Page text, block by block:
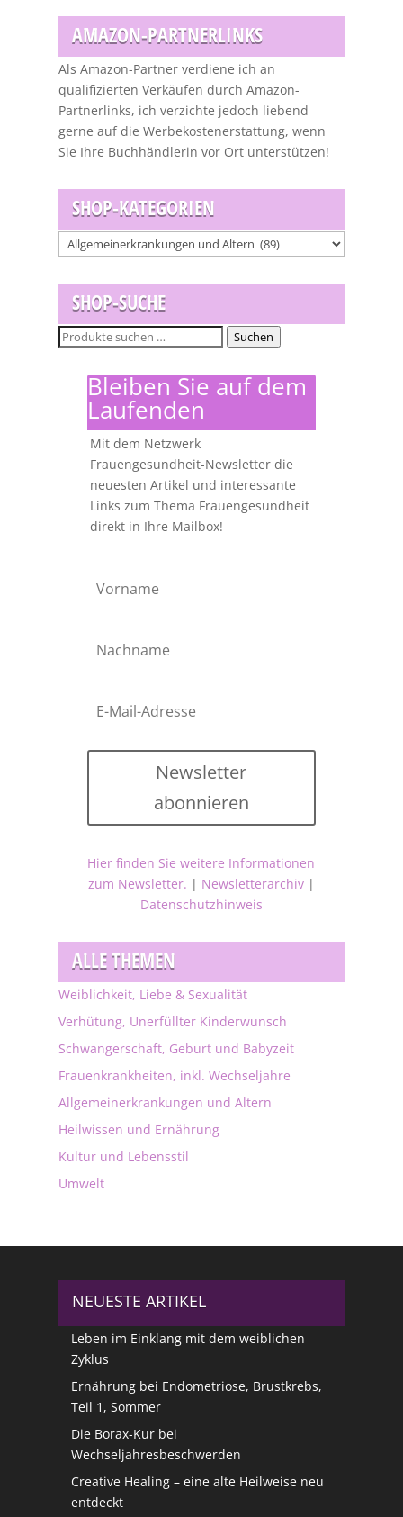
AMAZON-PARTNERLINKS
Als Amazon-Partner verdiene ich an
qualifizierten Verkäufen durch Amazon-
Partnerlinks, ich verzichte jedoch liebend
gerne auf die Werbekostenerstattung, wenn
Sie Ihre Buchhändlerin vor Ort unterstützen!
SHOP-KATEGORIEN
SHOP-SUCHE
Suchen
Suchen
Bleiben Sie auf dem
Laufenden
Mit dem Netzwerk
Frauengesundheit-Newsletter die
neuesten Artikel und interessante
Links zum Thema Frauengesundheit
direkt in Ihre Mailbox!
Newsletter
abonnieren
Hier finden Sie weitere Informationen
zum Newsletter. | Newsletterarchiv|
Datenschutzhinweis
ALLE THEMEN
Weiblichkeit, Liebe & Sexualität
Verhütung, Unerfüllter Kinderwunsch
Schwangerschaft, Geburt und Babyzeit
Frauenkrankheiten, inkl. Wechseljahre
Allgemeinerkrankungen und Altern
Heilwissen und Ernährung
Kultur und Lebensstil
Umwelt
NEUESTE ARTIKEL
Leben im Einklang mit dem weiblichen
Zyklus
Ernährung bei Endometriose, Brustkrebs,
Teil 1, Sommer
Die Borax-Kur bei
Wechseljahresbeschwerden
Creative Healing – eine alte Heilweise neu
entdeckt